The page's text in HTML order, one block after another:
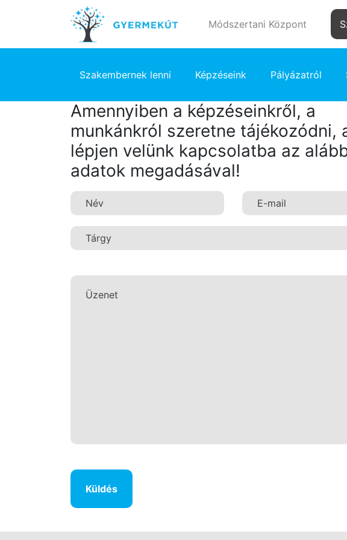
Módszertani Központ
Szakembernek lenni Képzéseink Pályázatról
Amennyiben a képzéseinkről, a
munkánkról szeretne tájékozódni,
lépjen velünk kapcsolatba az
adatok megadásával!